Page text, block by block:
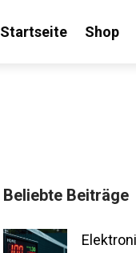
Startseite Shop
Beliebte Beiträge